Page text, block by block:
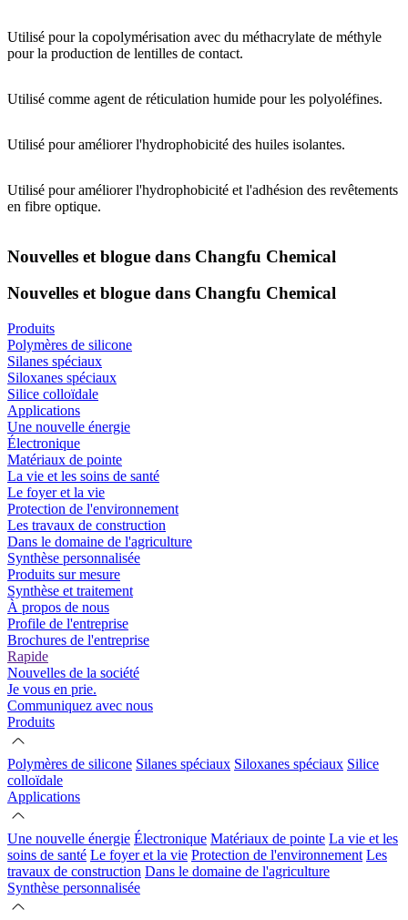
Utilisé pour la copolymérisation avec du méthacrylate de méthyle
pour la production de lentilles de contact.
Utilisé comme agent de réticulation humide pour les polyoléfines.
Utilisé pour améliorer l'hydrophobicité des huiles isolantes.
Utilisé pour améliorer l'hydrophobicité et l'adhésion des revêtements
en fibre optique.
Nouvelles et blogue dans Changfu Chemical
Nouvelles et blogue dans Changfu Chemical
Produits
Polymères de silicone
Silanes spéciaux
Siloxanes spéciaux
Silice colloïdale
Applications
Une nouvelle énergie
Électronique
Matériaux de pointe
La vie et les soins de santé
Le foyer et la vie
Protection de l'environnement
Les travaux de construction
Dans le domaine de l'agriculture
Synthèse personnalisée
Produits sur mesure
Synthèse et traitement
À propos de nous
Profile de l'entreprise
Brochures de l'entreprise
Rapide
Nouvelles de la société
Je vous en prie.
Communiquez avec nous
Produits
Polymères de silicone Silanes spéciaux Siloxanes spéciaux Silice
colloïdale
Applications
Une nouvelle énergie Électronique Matériaux de pointe La vie et les
soins de santé Le foyer et la vie Protection de l'environnement Les
travaux de construction Dans le domaine de l'agriculture
Synthèse personnalisée